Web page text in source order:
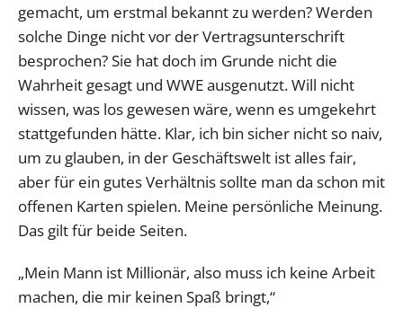
gemacht, um erstmal bekannt zu werden? Werden
solche Dinge nicht vor der Vertragsunterschrift
besprochen? Sie hat doch im Grunde nicht die
Wahrheit gesagt und WWE ausgenutzt. Will nicht
wissen, was los gewesen wäre, wenn es umgekehrt
stattgefunden hätte. Klar, ich bin sicher nicht so naiv,
um zu glauben, in der Geschäftswelt ist alles fair,
aber für ein gutes Verhältnis sollte man da schon mit
offenen Karten spielen. Meine persönliche Meinung.
Das gilt für beide Seiten.
„Mein Mann ist Millionär, also muss ich keine Arbeit
machen, die mir keinen Spaß bringt,“